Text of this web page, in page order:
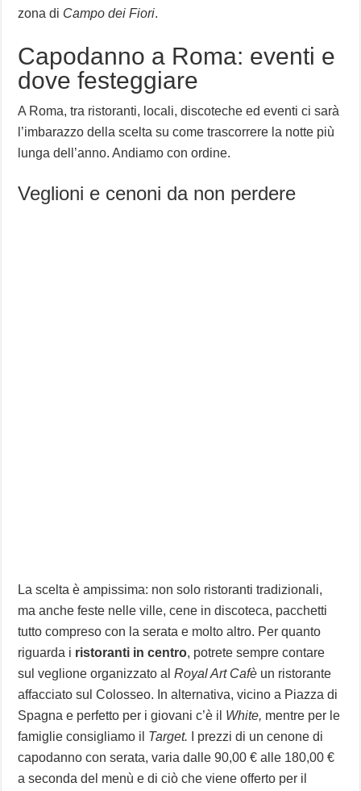
zona di Campo dei Fiori.
Capodanno a Roma: eventi e
dove festeggiare
A Roma, tra ristoranti, locali, discoteche ed eventi ci sarà
l’imbarazzo della scelta su come trascorrere la notte più
lunga dell’anno. Andiamo con ordine.
Veglioni e cenoni da non perdere
La scelta è ampissima: non solo ristoranti tradizionali,
ma anche feste nelle ville, cene in discoteca, pacchetti
tutto compreso con la serata e molto altro. Per quanto
riguarda i ristoranti in centro, potrete sempre contare
sul veglione organizzato alRoyal Art Cafè un ristorante
affacciato sul Colosseo. In alternativa, vicino a Piazza di
Spagna e perfetto per i giovani c’è il White, mentre per le
famiglie consigliamo il Target. I prezzi di un cenone di
capodanno con serata, varia dalle 90,00 € alle 180,00 €
a seconda del menù e di ciò che viene offerto per il